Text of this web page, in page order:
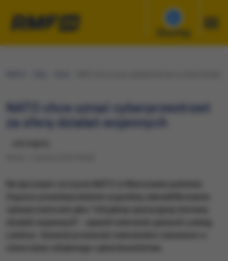
Słuchaj
NATO chce uznać cyberprzestrzeń
za sferę działań wojennych